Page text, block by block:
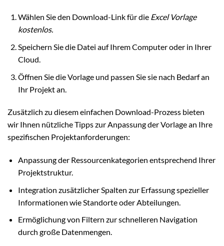
Wählen Sie den Download-Link für die Excel Vorlage
kostenlos.
Speichern Sie die Datei auf Ihrem Computer oder in Ihrer
Cloud.
Öffnen Sie die Vorlage und passen Sie sie nach Bedarf an
Ihr Projekt an.
Zusätzlich zu diesem einfachen Download-Prozess bieten
wir Ihnen nützliche Tipps zur Anpassung der Vorlage an Ihre
spezifischen Projektanforderungen:
Anpassung der Ressourcenkategorien entsprechend Ihrer
Projektstruktur.
Integration zusätzlicher Spalten zur Erfassung spezieller
Informationen wie Standorte oder Abteilungen.
Ermöglichung von Filtern zur schnelleren Navigation
durch große Datenmengen.